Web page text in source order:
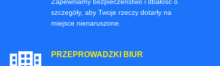
szczegóły, aby Twoje rzeczy dotarły na
miejsce nienaruszone.
PRZEPROWADZKI BIUR